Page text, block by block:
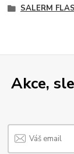
SALERM
Akce,